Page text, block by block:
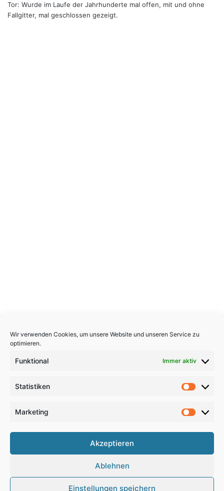
Wir verwenden Cookies, um unsere Website und unseren Service zu
optimieren.
Funktional Immer aktiv
Statistiken
Marketing
Akzeptieren
Ablehnen
Einstellungen speichern
Tor: Wurde im Laufe der Jahrhunderte mal offen, mit und ohne
Fallgitter, mal geschlossen gezeigt.
Copyright 2026, All Rights Reserved
Haftungsausschluss